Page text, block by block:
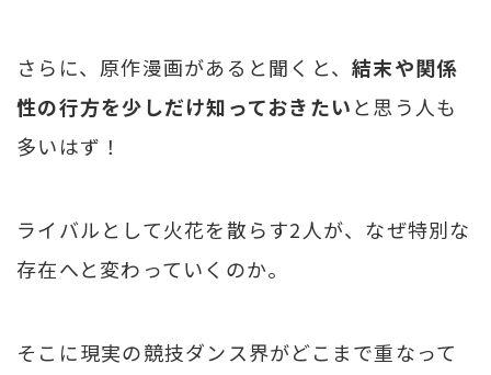
さらに、原作漫画があると聞くと、結末や関係
性の行方を少しだけ知っておきたいと思う人も
多いはず！
ライバルとして火花を散らす2人が、なぜ特別な
存在へと変わっていくのか。
そこに現実の競技ダンス界がどこまで重なって